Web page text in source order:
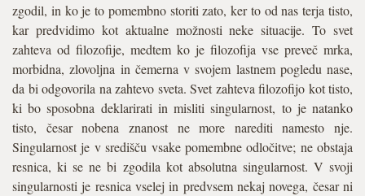
zgodil, in ko je to pomembno storiti zato, ker to od nas terja tisto,
kar predvidimo kot aktualne možnosti neke situacije. To svet
zahteva od filozofije, medtem ko je filozofija vse preveč mrka,
morbidna, zlovoljna in čemerna v svojem lastnem pogledu nase,
da bi odgovorila na zahtevo sveta. Svet zahteva filozofijo kot tisto,
ki bo sposobna deklarirati in misliti singularnost, to je natanko
tisto, česar nobena znanost ne more narediti namesto nje.
Singularnost je v središču vsake pomembne odločitve; ne obstaja
resnica, ki se ne bi zgodila kot absolutna singularnost. V svoji
singularnosti je resnica vselej in predvsem nekaj novega, česar ni